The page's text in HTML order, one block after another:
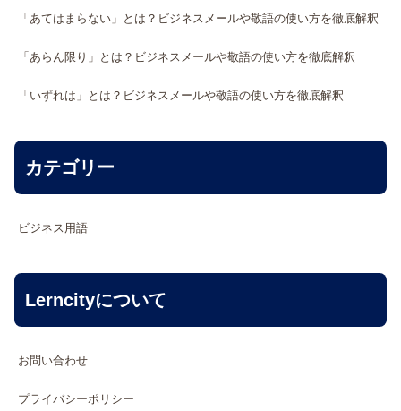
「あてはまらない」とは？ビジネスメールや敬語の使い方を徹底解釈
「あらん限り」とは？ビジネスメールや敬語の使い方を徹底解釈
「いずれは」とは？ビジネスメールや敬語の使い方を徹底解釈
カテゴリー
ビジネス用語
Lerncityについて
お問い合わせ
プライバシーポリシー